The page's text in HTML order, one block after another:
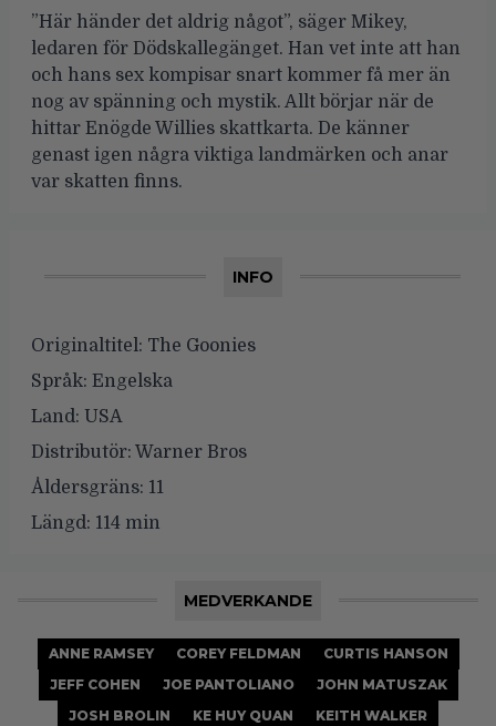
”Här händer det aldrig något”, säger Mikey,
ledaren för Dödskallegänget. Han vet inte att han
och hans sex kompisar snart kommer få mer än
nog av spänning och mystik. Allt börjar när de
hittar Enögde Willies skattkarta. De känner
genast igen några viktiga landmärken och anar
var skatten finns.
INFO
Originaltitel: The Goonies
Språk: Engelska
Land: USA
Distributör: Warner Bros
Åldersgräns: 11
Längd: 114 min
MEDVERKANDE
ANNE RAMSEY COREY FELDMAN
CURTIS HANSON
JEFF COHEN
JOE PANTOLIANO
JOHN MATUSZAK
JOSH BROLIN
KE HUY QUAN
KEITH WALKER